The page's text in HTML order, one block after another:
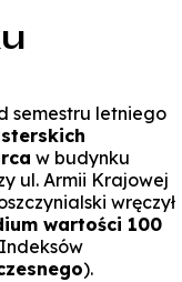
semestru letniego
w budynku
ul. Armii Krajowej
wręczył
wartości 100
).